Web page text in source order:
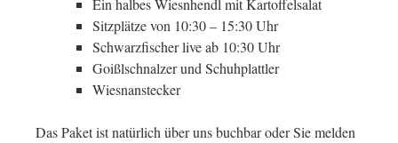
Ein halbes Wiesnhendl mit Kartoffelsalat
Sitzplätze von 10:30 – 15:30 Uhr
Schwarzfischer live ab 10:30 Uhr
Goißlschnalzer und Schuhplattler
Wiesnanstecker
Das Paket ist natürlich über uns buchbar oder Sie melden